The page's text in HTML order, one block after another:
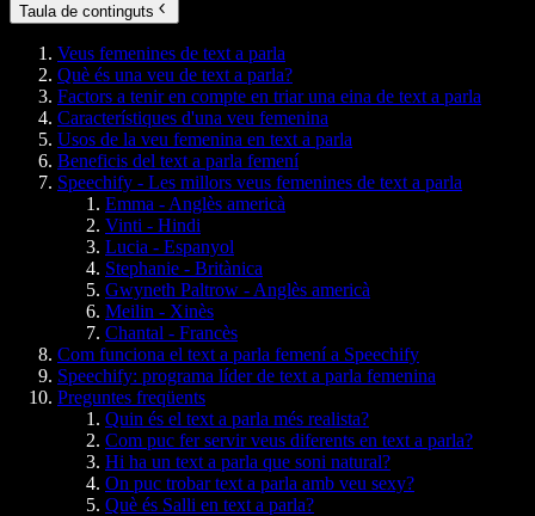
Taula de continguts
Veus femenines de text a parla
Què és una veu de text a parla?
Factors a tenir en compte en triar una eina de text a parla
Característiques d'una veu femenina
Usos de la veu femenina en text a parla
Beneficis del text a parla femení
Speechify - Les millors veus femenines de text a parla
Emma - Anglès americà
Vinti - Hindi
Lucia - Espanyol
Stephanie - Britànica
Gwyneth Paltrow - Anglès americà
Meilin - Xinès
Chantal - Francès
Com funciona el text a parla femení a Speechify
Speechify: programa líder de text a parla femenina
Preguntes freqüents
Quin és el text a parla més realista?
Com puc fer servir veus diferents en text a parla?
Hi ha un text a parla que soni natural?
On puc trobar text a parla amb veu sexy?
Què és Salli en text a parla?